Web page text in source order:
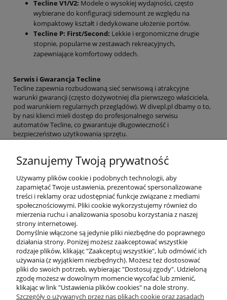
Tecline V1/V2: Modele o wysokiej wydajności, często
wybierane do konfiguracji sidemount ze względu na
kompaktowy kształt i dedykowane ułożenie portów.
Tecline P: First/Second: Lekkie i ergonomiczne drugie
stopnie, popularne w zestawach rekreacyjnych,
zapewniające komfortowy oddech.
Serwis i Gwarancja Tecline
Tecline zapewnia rozbudowaną sieć serwisową i atrakcyjne
warunki gwarancji (często dożywotniej dla pierwszego właściciela,
pod warunkiem regularnych przeglądów). W divepl.pl dbamy o to,
by nasi klienci mieli dostęp do profesjonalnego serwisu
automatów Tecline, co gwarantuje długowieczność i
bezpieczeństwo użytkowania sprzętu.
Jeśli szukasz sprzętu, na którym możesz polegać w
najtrudniejszych warunkach, automaty Tecline są odpowiedzią na
Twoje potrzeby. Zapraszamy do zapoznania się z naszą ofertą i
wyboru idealnego zestawu dla siebie. Postaw na polską jakość i
innowację!
Automaty I stopnia znajdziesz
tu:https://divepl.pl/pl/c/Pierwsze-stopnie/16
Automaty II stopnia znajdziesz tu:https://divepl.pl/pl/c/Drugie-
stopnie/25
Zestawu Automatów znajdziesz tuZestawy TECLINE sklep
nurkowy DIVEPL.PL
Szanujemy Twoją prywatność
Używamy plików cookie i podobnych technologii, aby
zapamiętać Twoje ustawienia, prezentować spersonalizowane
treści i reklamy oraz udostępniać funkcje związane z mediami
społecznościowymi. Pliki cookie wykorzystujemy również do
mierzenia ruchu i analizowania sposobu korzystania z naszej
strony internetowej.
Domyślnie włączone są jedynie pliki niezbędne do poprawnego
działania strony. Poniżej możesz zaakceptować wszystkie
rodzaje plików, klikając "Zaakceptuj wszystkie", lub odmówić ich
używania (z wyjątkiem niezbędnych). Możesz też dostosować
pliki do swoich potrzeb, wybierając "Dostosuj zgody". Udzieloną
zgodę możesz w dowolnym momencie wycofać lub zmienić,
klikając w link "Ustawienia plików cookies" na dole strony.
Szczegóły o używanych przez nas plikach cookie oraz zasadach